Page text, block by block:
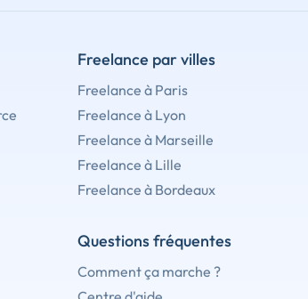
Freelance par villes
Freelance à Paris
Freelance à Lyon
Freelance à Marseille
Freelance à Lille
Freelance à Bordeaux
Questions fréquentes
Comment ça marche ?